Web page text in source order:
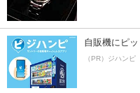
自販機にピ
（PR）ジハンピ